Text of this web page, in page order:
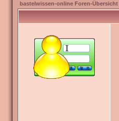
bastelwissen-online Foren-Übersicht